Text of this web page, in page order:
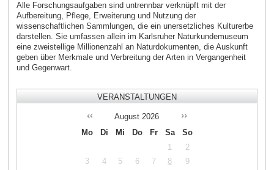
Alle Forschungsaufgaben sind untrennbar verknüpft mit der
Aufbereitung, Pflege, Erweiterung und Nutzung der
wissenschaftlichen Sammlungen, die ein unersetzliches Kulturerbe
darstellen. Sie umfassen allein im Karlsruher Naturkundemuseum
eine zweistellige Millionenzahl an Naturdokumenten, die Auskunft
geben über Merkmale und Verbreitung der Arten in Vergangenheit
und Gegenwart.
VERANSTALTUNGEN
August 2026
Mo
Di Mi Do Fr Sa
So
1
2
3
4 5 6 7 8
9